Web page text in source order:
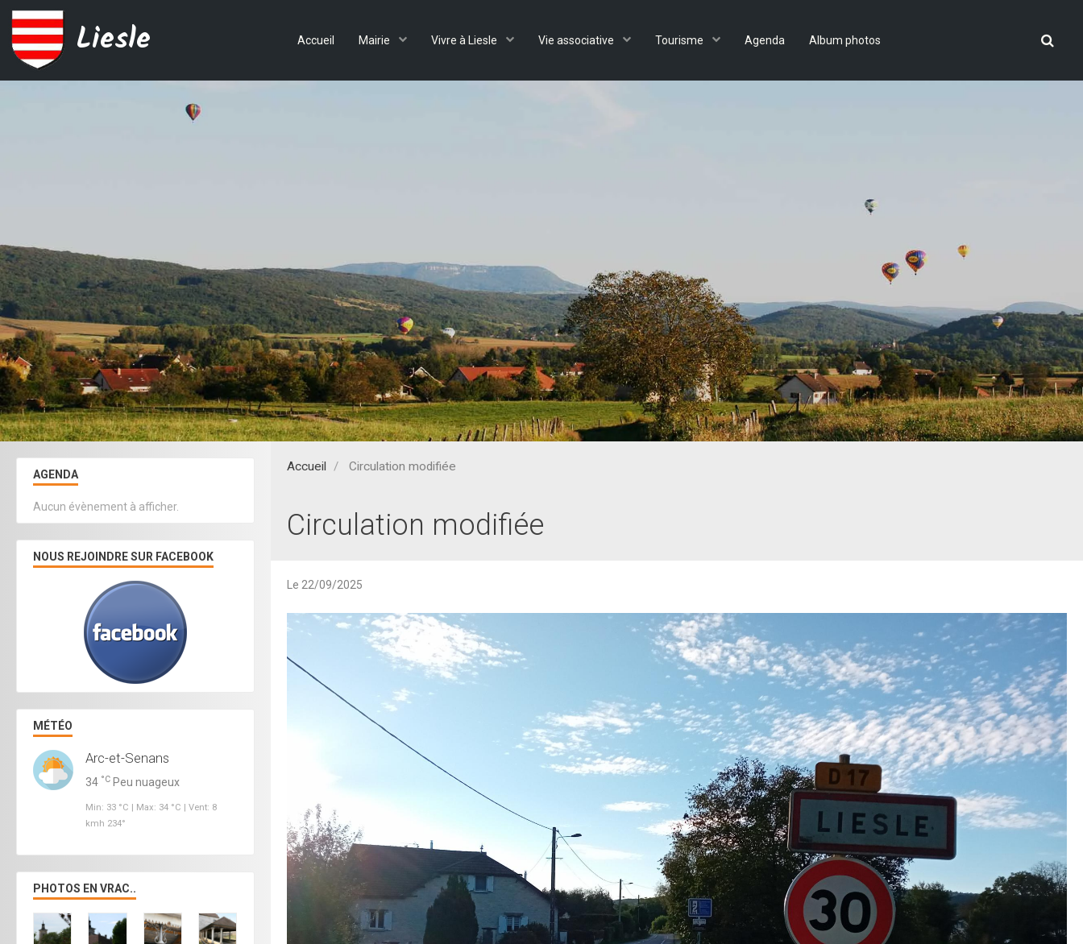
Liesle Accueil Mairie Vivre à Liesle Vie associative Tourisme Agenda Album photos
Accueil Circulation modifiée
Circulation modifiée
Le 22/09/2025
AGENDA
Aucun évènement à afficher.
NOUS REJOINDRE SUR FACEBOOK
MÉTÉO
Arc-et-Senans
34 °C Peu nuageux
Min: 33 °C | Max: 34 °C | Vent: 8
kmh 234°
PHOTOS EN VRAC..